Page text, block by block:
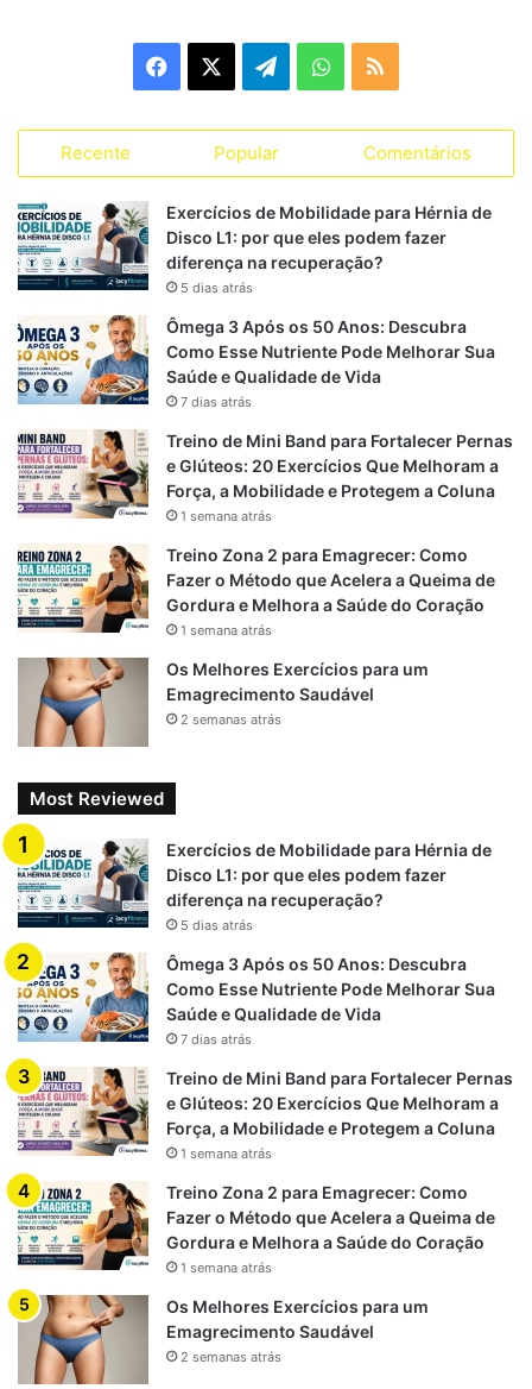
e
b
o
k
e
g
a
W
t
s
p
S
Recente Popular Comentários
Exercícios de Mobilidade para Hérnia de
Disco L1: por que eles podem fazer
diferença na recuperação?
5 dias atrás
Ômega 3 Após os 50 Anos: Descubra
Como Esse Nutriente Pode Melhorar Sua
Saúde e Qualidade de Vida
7 dias atrás
Treino de Mini Band para Fortalecer Pernas
e Glúteos: 20 Exercícios Que Melhoram a
Força, a Mobilidade e Protegem a Coluna
1 semana atrás
Treino Zona 2 para Emagrecer: Como
Fazer o Método que Acelera a Queima de
Gordura e Melhora a Saúde do Coração
1 semana atrás
Os Melhores Exercícios para um
Emagrecimento Saudável
2 semanas atrás
Most Reviewed
Exercícios de Mobilidade para Hérnia de
Disco L1: por que eles podem fazer
diferença na recuperação?
5 dias atrás
Ômega 3 Após os 50 Anos: Descubra
Como Esse Nutriente Pode Melhorar Sua
Saúde e Qualidade de Vida
7 dias atrás
Treino de Mini Band para Fortalecer Pernas
e Glúteos: 20 Exercícios Que Melhoram a
Força, a Mobilidade e Protegem a Coluna
1 semana atrás
Treino Zona 2 para Emagrecer: Como
Fazer o Método que Acelera a Queima de
Gordura e Melhora a Saúde do Coração
1 semana atrás
Os Melhores Exercícios para um
Emagrecimento Saudável
2 semanas atrás